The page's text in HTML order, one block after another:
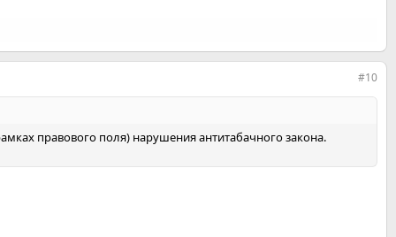
#10
правового поля) нарушения антитабачного закона.